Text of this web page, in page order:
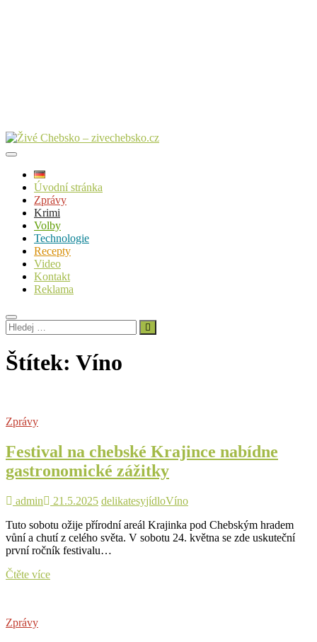
Úvodní stránka
Zprávy
Krimi
Volby
Technologie
Recepty
Video
Kontakt
Reklama
Hledej
…
Štítek: Víno
Zprávy
Festival na chebské Krajince nabídne
gastronomické zážitky
admin 21.5.2025 delikatesyjídloVíno
Tuto sobotu ožije přírodní areál Krajinka pod Chebským hradem
vůní a chutí z celého světa. V sobotu 24. května se zde uskuteční
první ročník festivalu…
Čtěte víceFestival
Zprávy